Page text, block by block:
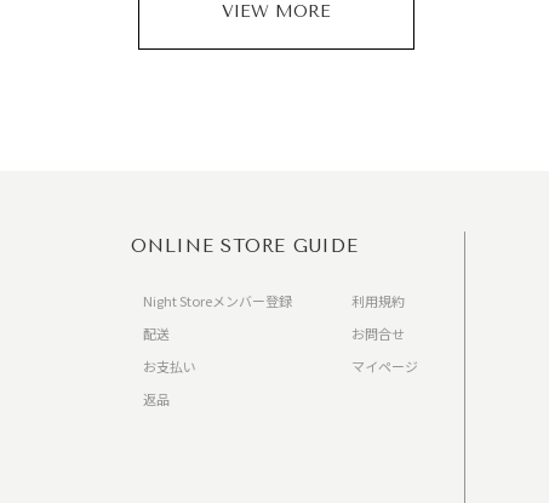
VIEW MORE
ONLINE STORE GUIDE
Night Storeメンバー登録
配送
お支払い
返品
利用規約
お問合せ
マイページ